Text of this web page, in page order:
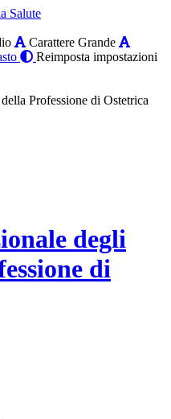
Salute
Carattere Grande
Reimposta impostazioni
Professione di Ostetrica
degli
di